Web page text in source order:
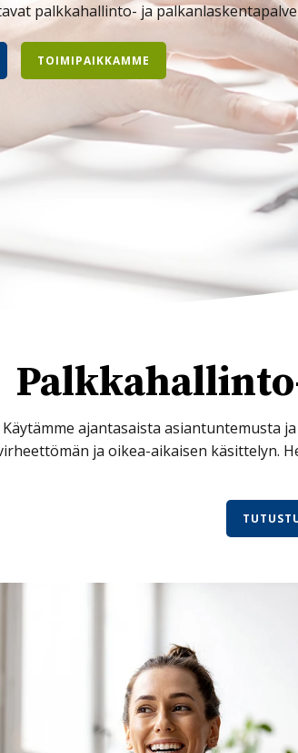
palkkahallinto- ja
TOIMIPAIKKAMME
Käytämme ajantasaista asiantuntemusta
ja oikea-aikaisen käsittelyn.